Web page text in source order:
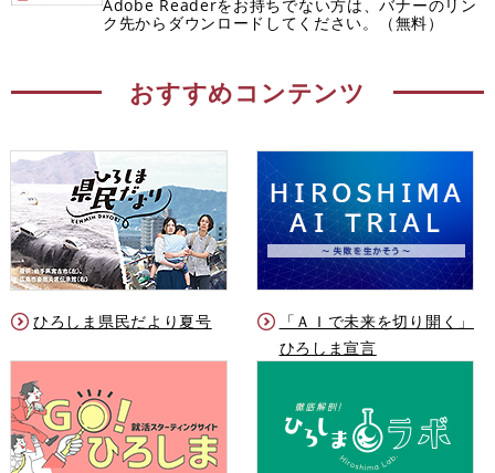
Adobe Readerをお持ちでない方は、バナーのリン
ク先からダウンロードしてください。（無料）
おすすめコンテンツ
ひろしま県民だより夏号
「ＡＩで未来を切り開く」
ひろしま宣言